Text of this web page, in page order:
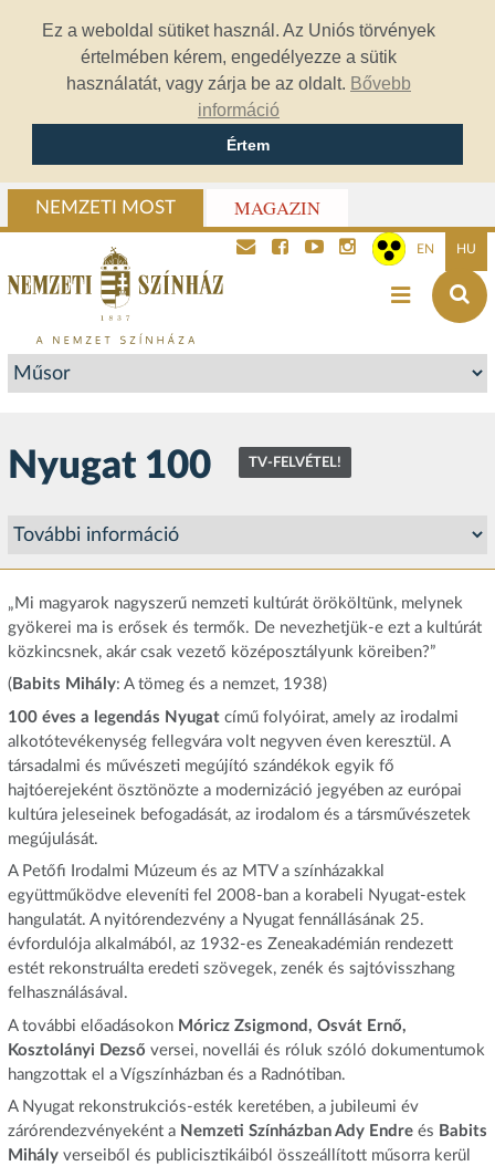
Ez a weboldal sütiket használ. Az Uniós törvények
értelmében kérem, engedélyezze a sütik
használatát, vagy zárja be az oldalt. Bővebb
információ
Értem
NEMZETI MOST MAGAZIN
EN HU
Nyugat 100 TV-FELVÉTEL!
„Mi magyarok nagyszerű nemzeti kultúrát örököltünk, melynek
gyökerei ma is erősek és termők. De nevezhetjük-e ezt a kultúrát
közkincsnek, akár csak vezető középosztályunk köreiben?”
( Babits Mihály: A tömeg és a nemzet, 1938)
100 éves a legendás Nyugatcímű folyóirat, amely az irodalmi
alkotótevékenység fellegvára volt negyven éven keresztül. A
társadalmi és művészeti megújító szándékok egyik fő
hajtóerejeként ösztönözte a modernizáció jegyében az európai
kultúra jeleseinek befogadását, az irodalom és a társművészetek
megújulását.
A Petőfi Irodalmi Múzeum és az MTV a színházakkal
együttműködve eleveníti fel 2008-ban a korabeli Nyugat-estek
hangulatát. A nyitórendezvény a Nyugat fennállásának 25.
évfordulója alkalmából, az 1932-es Zeneakadémián rendezett
estét rekonstruálta eredeti szövegek, zenék és sajtóvisszhang
felhasználásával.
A további előadásokon Móricz Zsigmond, Osvát Ernő,
Kosztolányi Dezső versei, novellái és róluk szóló dokumentumok
hangzottak el a Vígszínházban és a Radnótiban.
A Nyugat rekonstrukciós-esték keretében, a jubileumi év
zárórendezvényeként a Nemzeti Színházban Ady Endreés Babits
Mihályverseiből és publicisztikáiból összeállított műsorra kerül